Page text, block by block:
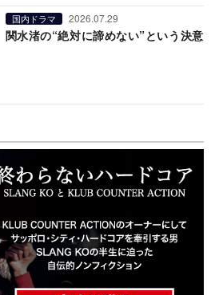
国内ドラマ 2026.07.29
関水渚の“絶対に諦めない”という決意